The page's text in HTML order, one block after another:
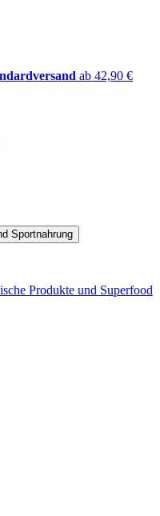
ab 42,90 €
Produkte und Superfood